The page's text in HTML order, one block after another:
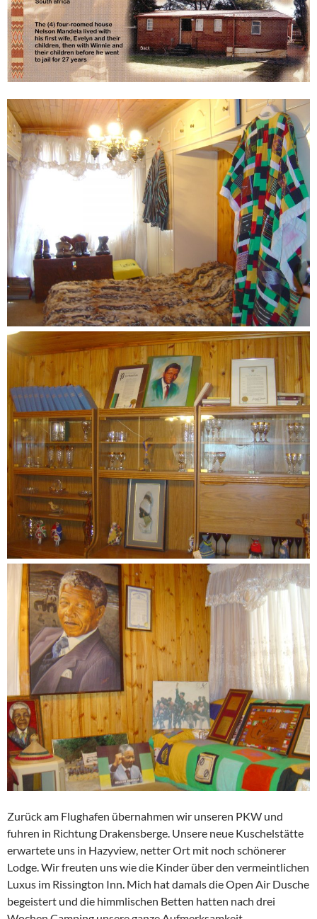
Zurück am Flughafen übernahmen wir unseren PKW und
fuhren in Richtung Drakensberge. Unsere neue Kuschelstätte
erwartete uns in Hazyview, netter Ort mit noch schönerer
Lodge. Wir freuten uns wie die Kinder über den vermeintlichen
Luxus im Rissington Inn. Mich hat damals die Open Air Dusche
begeistert und die himmlischen Betten hatten nach drei